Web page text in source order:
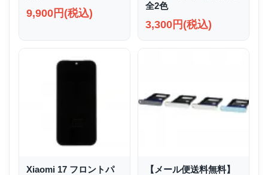
9,900円(税込)
全2色
3,300円(税込)
Xiaomi 17 フロントパ
【メール便送料無料】